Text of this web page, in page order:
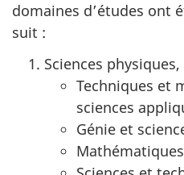
domaines d’études ont
suit :
Sciences
Techniques et
sciences
Génie et